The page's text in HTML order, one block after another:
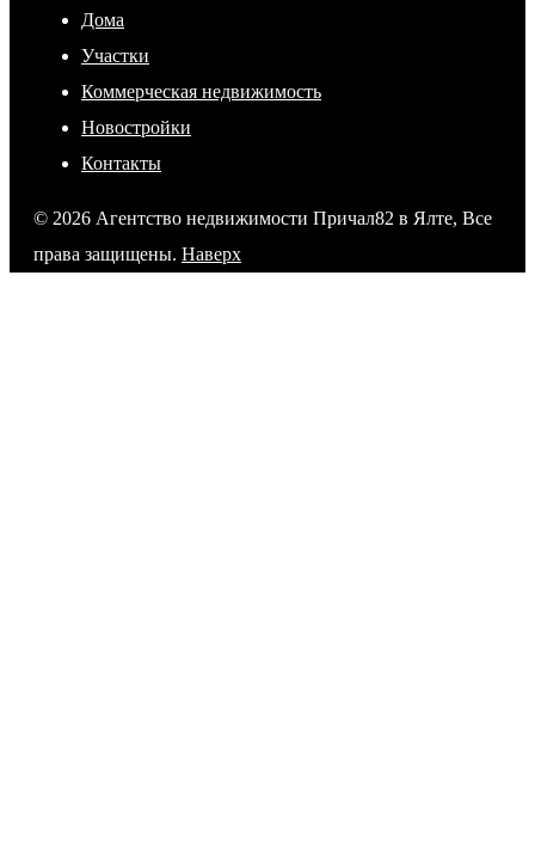
Дома
Участки
Коммерческая недвижимость
Новостройки
Контакты
© 2026 Агентство недвижимости Причал82 в Ялте, Все
права защищены. Наверх